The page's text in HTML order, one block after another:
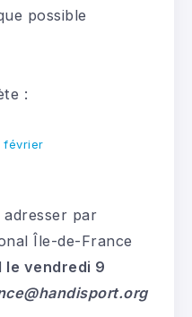
possible
:
février
adresser par
Île-de-France
le vendredi 9